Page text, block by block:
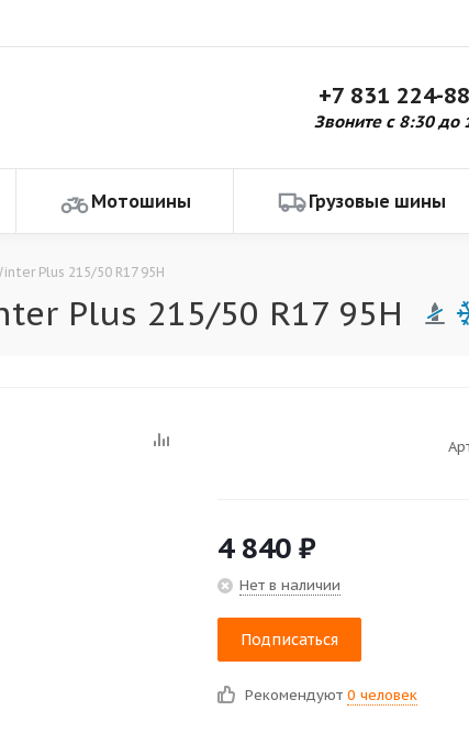
+7 831 224-
Звоните с 8:30 до
Мотошины Грузовые шины
Plus 215/50 R17 95H
Plus 215/50 R17 95H
4 840 ₽
Нет в наличии
Подписаться
Рекомендуют 0 человек